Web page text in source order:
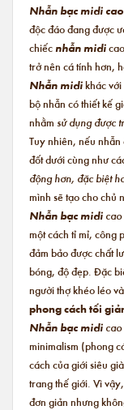
Nhẫn bạc midi
độc đáo đang được
chiếcnhẫn midi
trở nên cá tính hơn,
Nhẫn midikhác
bộ nhẫn có thiết kế
nhằm sử dụng được
Tuy nhiên, nếu nhẫn
đốt dưới cùng như
động hơn, đặc biệt
mình sẽ tạo cho chủ
Nhẫn bạc midi
một cách tỉ mỉ, công
đảm bảo được chất
bóng, độ đẹp. Đặc
người thợ khéo léo
phong cách tối
Nhẫn bạc midi
minimalism (phong
cách của giới siêu
trang thế giới. Vì
đơn giản nhưng